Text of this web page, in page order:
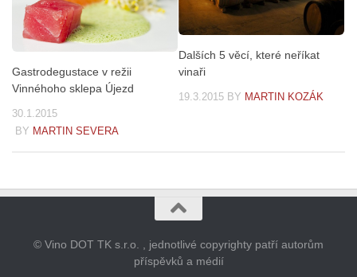
Gastrodegustace v režii
Vinnéhoho sklepa Újezd
30.1.2015
BY MARTIN SEVERA
Dalších 5 věcí, které neříkat
vinaři
19.3.2015 BY MARTIN KOZÁK
© Vino DOT TK s.r.o. , jednotlivé copyrighty patří autorům
příspěvků a médií